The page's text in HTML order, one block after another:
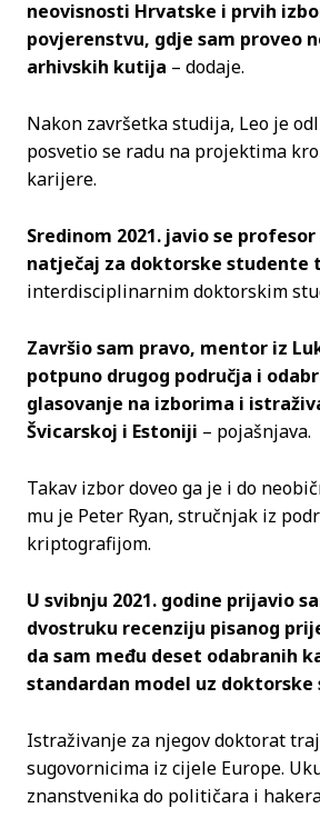
neovisnosti Hrvatske i prvih
povjerenstvu, gdje sam proveo
arhivskih kutija – dodaje.
Nakon završetka studija, Leo je
posvetio se radu na projektima
karijere.
Sredinom 2021. javio se
natječaj za doktorske studente
interdisciplinarnim doktorskim
Završio sam pravo, mentor iz
potpuno drugog područja i
glasovanje na izborima i
Švicarskoj i Estoniji – pojašnjava.
Takav izbor doveo ga je i do
mu je Peter Ryan, stručnjak iz
kriptografijom.
U svibnju 2021. godine prijavio
dvostruku recenziju pisanog
da sam među deset odabranih
standardan model uz doktorske
Istraživanje za njegov doktorat
sugovornicima iz cijele Europe.
znanstvenika do političara i